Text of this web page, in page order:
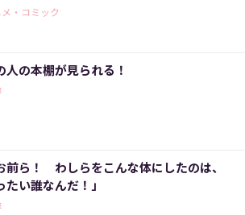
・コミック
人の本棚が見られる！
前ら！ わしらをこんな体にしたのは、
たい誰なんだ！」